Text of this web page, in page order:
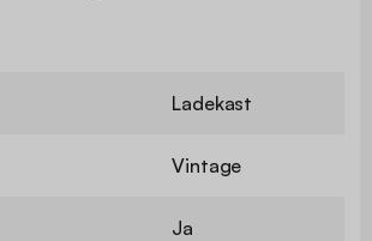
Ladekast
Vintage
Ja